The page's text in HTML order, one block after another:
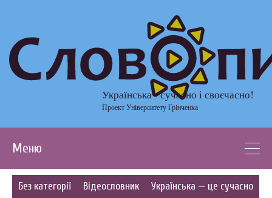
Українська - сучасно і своєчасно!
Проект Університету Грінченка
Меню
Без категорії Відеословник
Українська — це сучасно